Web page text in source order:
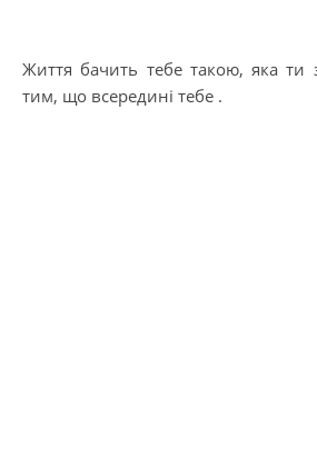
Життя бачить тебе такою, яка ти
тим, що всередині тебе .